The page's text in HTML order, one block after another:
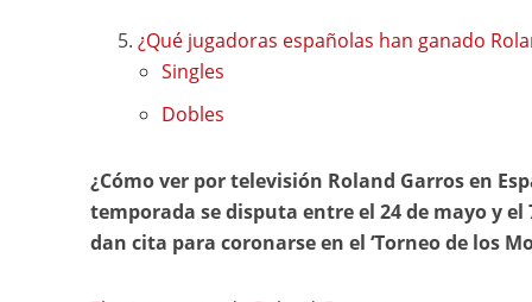
¿Qué jugadoras españolas han ganado
Singles
Dobles
¿Cómo ver por televisión Roland Garros en
temporada se disputa entre el 24 de mayo y
dan cita para coronarse en el ‘Torneo de los